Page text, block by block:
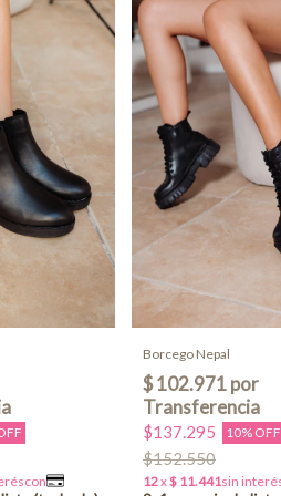
Borcego Nepal
$137.295 10% OFF
$152.550